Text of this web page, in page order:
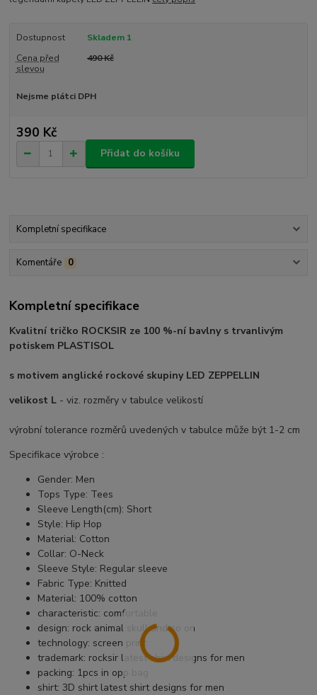
Dostupnost
Skladem 1
Cena před
slevou
490 Kč
Nejsme plátci DPH
390 Kč
Přidat do košíku
Kompletní specifikace
Komentáře 0
Kompletní specifikace
Kvalitní tričko ROCKSIR ze 100 %-ní bavlny s trvanlivým
potiskem PLASTISOL
s motivem anglické rockové skupiny LED ZEPPELLIN
velikost L - viz. rozměry v tabulce velikostí
výrobní tolerance rozměrů uvedených v tabulce může být 1-2 cm
Specifikace výrobce :
Gender: Men
Tops Type: Tees
Sleeve Length(cm): Short
Style: Hip Hop
Material: Cotton
Collar: O-Neck
Sleeve Style: Regular sleeve
Fabric Type: Knitted
Material: 100% cotton
characteristic: comfortable
design: rock animal skull and so on
technology: screen print
trademark: rocksir latest shirt designs for men
packing: 1pcs in opp bag
shirt:3D shirt latest shirt designs for men